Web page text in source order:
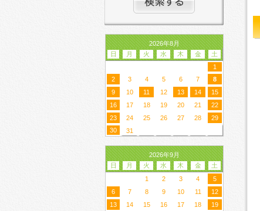
2026年8月
日
月 火 水 木 金
土
1
2
3 4 5 6 7
8
9
10 11 12 13 14
15
16
17 18 19 20 21
22
23
24 25 26 27 28
29
30
31
2026年9月
日
月 火 水 木 金
土
1
2 3 4
5
6
7 8 9 10 11
12
13
14 15 16 17 18
19